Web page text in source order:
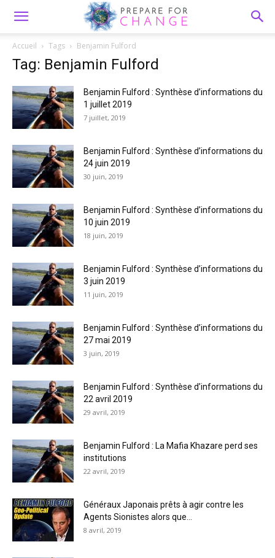
Accueil Tags Benjamin Fulford
Tag: Benjamin Fulford
Benjamin Fulford : Synthèse d’informations du
1 juillet 2019
7 juillet, 2019
Benjamin Fulford : Synthèse d’informations du
24 juin 2019
30 juin, 2019
Benjamin Fulford : Synthèse d’informations du
10 juin 2019
18 juin, 2019
Benjamin Fulford : Synthèse d’informations du
3 juin 2019
11 juin, 2019
Benjamin Fulford : Synthèse d’informations du
27 mai 2019
3 juin, 2019
Benjamin Fulford : Synthèse d’informations du
22 avril 2019
29 avril, 2019
Benjamin Fulford : La Mafia Khazare perd ses
institutions
22 avril, 2019
Généraux Japonais prêts à agir contre les
Agents Sionistes alors que...
8 avril, 2019